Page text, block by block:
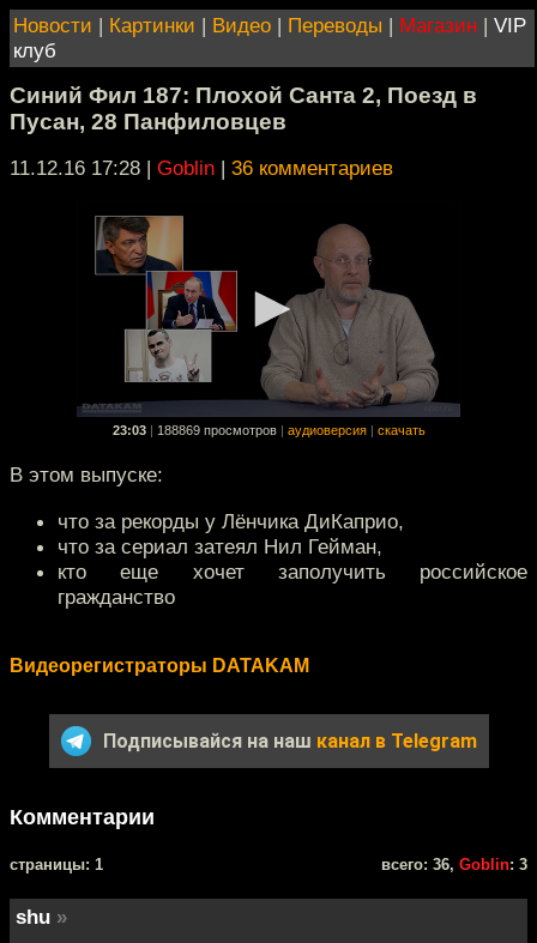
Новости | Картинки | Видео | Переводы | Магазин | VIP
клуб
Синий Фил 187: Плохой Санта 2, Поезд в
Пусан, 28 Панфиловцев
11.12.16 17:28 | Goblin | 36 комментариев
23:03 188869 просмотров аудиоверсия скачать
В этом выпуске:
что за рекорды у Лёнчика ДиКаприо,
что за сериал затеял Нил Гейман,
кто еще хочет заполучить российское
гражданство
Видеорегистраторы DATAKAM
Подписывайся на наш канал в Telegram
Комментарии
cтраницы: 1 всего: 36, Goblin: 3
shu »